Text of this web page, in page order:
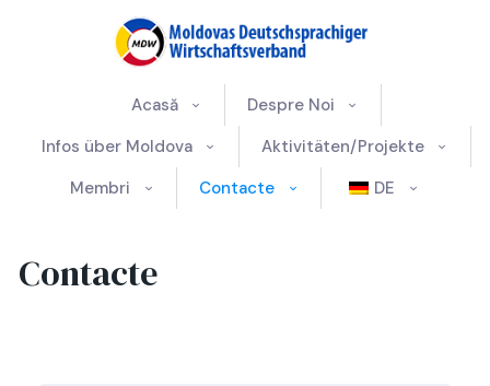
Acasă
Despre Noi
Infos über Moldova
Aktivitäten/Projekte
Membri
Contacte DE
Contacte